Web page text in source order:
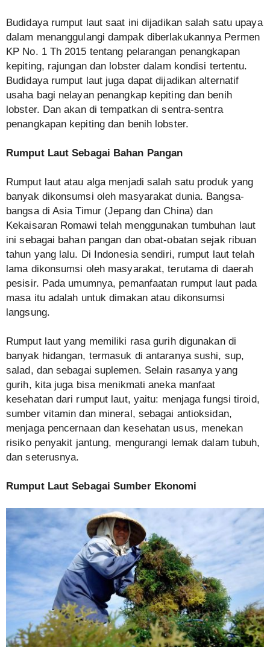
Budidaya rumput laut saat ini dijadikan salah satu upaya
dalam menanggulangi dampak diberlakukannya Permen
KP No. 1 Th 2015 tentang pelarangan penangkapan
kepiting, rajungan dan lobster dalam kondisi tertentu.
Budidaya rumput laut juga dapat dijadikan alternatif
usaha bagi nelayan penangkap kepiting dan benih
lobster. Dan akan di tempatkan di sentra-sentra
penangkapan kepiting dan benih lobster.
Rumput Laut Sebagai Bahan Pangan
Rumput laut atau alga menjadi salah satu produk yang
banyak dikonsumsi oleh masyarakat dunia. Bangsa-
bangsa di Asia Timur (Jepang dan China) dan
Kekaisaran Romawi telah menggunakan tumbuhan laut
ini sebagai bahan pangan dan obat-obatan sejak ribuan
tahun yang lalu. Di Indonesia sendiri, rumput laut telah
lama dikonsumsi oleh masyarakat, terutama di daerah
pesisir. Pada umumnya, pemanfaatan rumput laut pada
masa itu adalah untuk dimakan atau dikonsumsi
langsung.
Rumput laut yang memiliki rasa gurih digunakan di
banyak hidangan, termasuk di antaranya sushi, sup,
salad, dan sebagai suplemen. Selain rasanya yang
gurih, kita juga bisa menikmati aneka manfaat
kesehatan dari rumput laut, yaitu: menjaga fungsi tiroid,
sumber vitamin dan mineral, sebagai antioksidan,
menjaga pencernaan dan kesehatan usus, menekan
risiko penyakit jantung, mengurangi lemak dalam tubuh,
dan seterusnya.
Rumput Laut Sebagai Sumber Ekonomi